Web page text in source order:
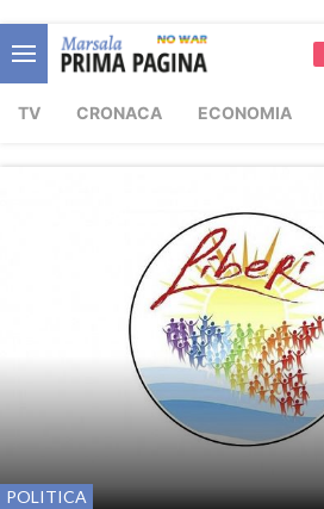
TV CRONACA ECONOMIA
POLITICA